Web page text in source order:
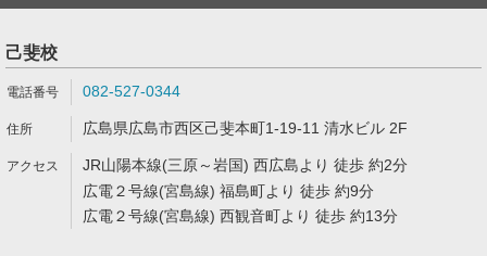
己斐校
082-527-0344
広島県広島市西区己斐本町1-19-11 清水ビル 2F
JR山陽本線(三原～岩国) 西広島より 徒歩 約2分
広電２号線(宮島線) 福島町より 徒歩 約9分
広電２号線(宮島線) 西観音町より 徒歩 約13分